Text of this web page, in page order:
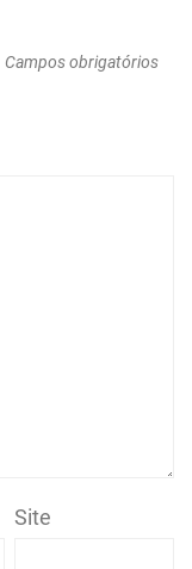
Campos obrigatórios
Site